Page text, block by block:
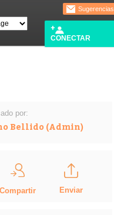
Sugerencias
CONECTAR
por:
Bellido (Admin)
Compartir Enviar